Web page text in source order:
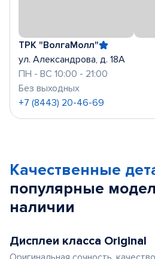
ТРК "ВолгаМолл"
ул. Александрова, д. 18А
ПН - ВС 10:00 - 21:00
Без выходных
+7 (8443) 20-46-69
Качественные
популярные
наличии
Дисплеи класса Original